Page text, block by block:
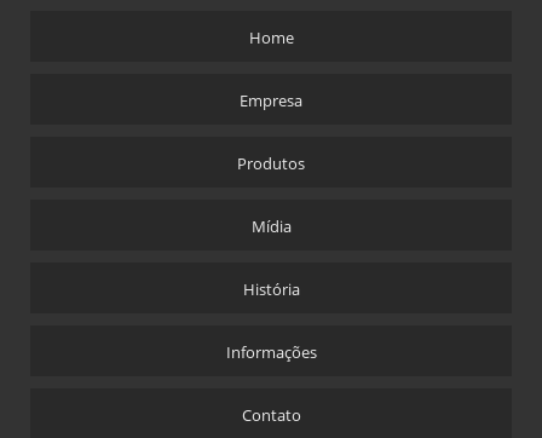
Home
Empresa
Produtos
Mídia
História
Informações
Contato